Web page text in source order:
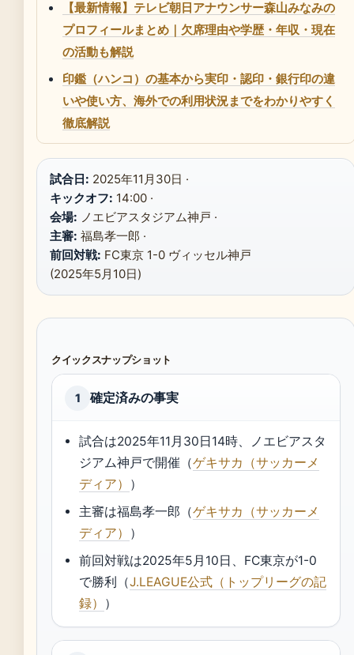
【最新情報】テレビ朝日アナウンサー森山みなみの
プロフィールまとめ｜欠席理由や学歴・年収・現在
の活動も解説
印鑑（ハンコ）の基本から実印・認印・銀行印の違
いや使い方、海外での利用状況までをわかりやすく
徹底解説
試合日: 2025年11月30日 ·
キックオフ: 14:00 ·
会場: ノエビアスタジアム神戸 ·
主審: 福島孝一郎 ·
前回対戦: FC東京 1-0 ヴィッセル神戸
(2025年5月10日)
クイックスナップショット
1 確定済みの事実
試合は2025年11月30日14時、ノエビアスタ
ジアム神戸で開催（ゲキサカ（サッカーメ
ディア） ）
主審は福島孝一郎（ゲキサカ（サッカーメ
ディア） ）
前回対戦は2025年5月10日、FC東京が1-0
で勝利（J.LEAGUE公式（トップリーグの記
録） ）